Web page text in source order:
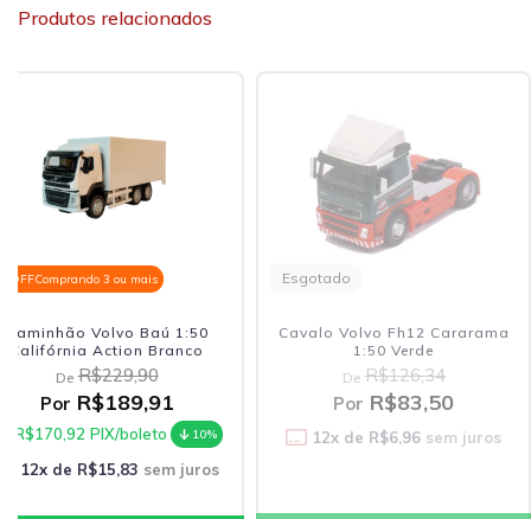
Produtos relacionados
OFFComprando 3 ou mais
Caminhão Volvo Baú 1:50
Califórnia Action Branco
De R$229,90
Por R$189,91
R$170,92 PIX/boleto 10%
12x de R$15,83 sem juros
Esgotado
Cavalo Volvo Fh12 Cararama
1:50 Verde
De R$126,34
Por R$83,50
12x de R$6,96 sem juros